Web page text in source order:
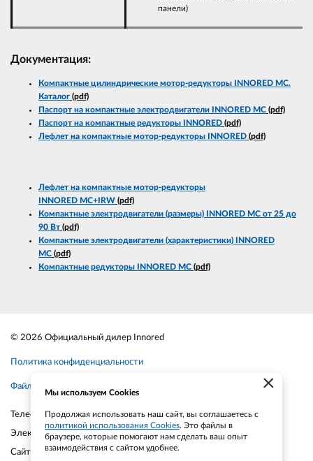
панели)
Документация:
Компактные цилиндрические мотор-редукторы INNORED MC.
Каталог (pdf)
Паспорт на компактные электродвигатели INNORED MC (pdf)
Паспорт на компактные редукторы INNORED (pdf)
Лефлет на компактные мотор-редукторы INNORED (pdf)
Лефлет на компактные мотор-редукторы
INNORED MC+IRW (pdf)
Компактные электродвигатели (размеры) INNORED MC от 25 до
90 Вт (pdf)
Компактные электродвигатели (характеристики) INNORED
MC (pdf)
Компактные редукторы INNORED MC (pdf)
© 2026 Официальный дилер Innored
Политика конфиденциальности
Файлы cookie
Телефон:+7-903-935-6690
Электронная почта: smt21@bk.ru
Сайт: smt21.ru
×
Мы используем Cookies
Продолжая использовать наш сайт, вы соглашаетесь с
политикой использования Cookies. Это файлы в
браузере, которые помогают нам сделать ваш опыт
взаимодействия с сайтом удобнее.